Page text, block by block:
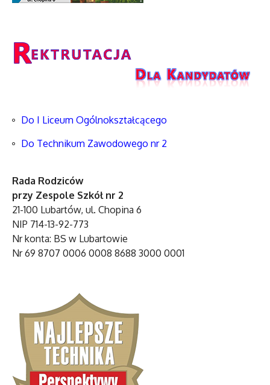
Do I Liceum Ogólnokształcącego
Do Technikum Zawodowego nr 2
Rada Rodziców
przy Zespole Szkół nr 2
21-100 Lubartów, ul. Chopina 6
NIP 714-13-92-773
Nr konta: BS w Lubartowie
Nr 69 8707 0006 0008 8688 3000 0001